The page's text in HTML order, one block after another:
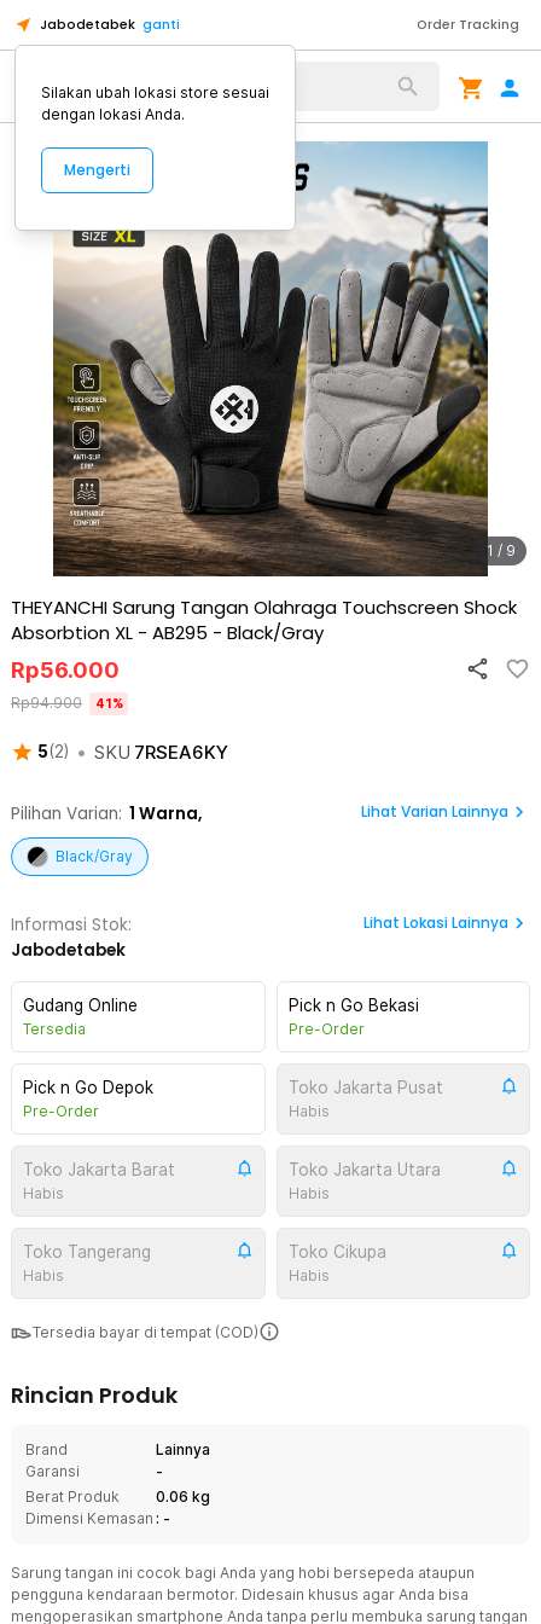
Jabodetabek ganti Order Tracking
Alat Kopi
1 / 9
THEYANCHI Sarung Tangan Olahraga Touchscreen Shock
Absorbtion XL - AB295 - Black/Gray
5(2) • SKU 7RSEA6KY
Rp56.000
Rp94.900 41%
Pilihan Varian: 1 Warna, Lihat Varian Lainnya
Black/Gray
Informasi Stok:
Jabodetabek
Lihat Lokasi Lainnya
Gudang Online
Tersedia
Pick n Go Bekasi
Pre-Order
Pick n Go Depok
Pre-Order
Toko Jakarta Pusat
Habis
Toko Jakarta Barat
Habis
Toko Jakarta Utara
Habis
Toko Tangerang
Habis
Toko Cikupa
Habis
Tersedia bayar di tempat (COD)
Rincian Produk
Brand
Lainnya
Garansi
-
Berat Produk
0.06 kg
Dimensi Kemasan : -
Sarung tangan ini cocok bagi Anda yang hobi bersepeda ataupun
pengguna kendaraan bermotor. Didesain khusus agar Anda bisa
mengoperasikan smartphone Anda tanpa perlu membuka sarung tangan
Silakan ubah lokasi store sesuai
dengan lokasi Anda.
Mengerti